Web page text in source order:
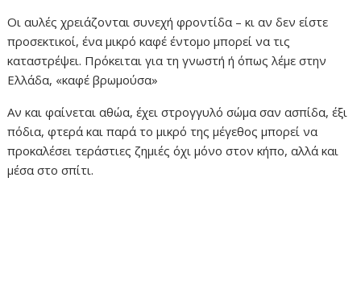
Οι αυλές χρειάζονται συνεχή φροντίδα – κι αν δεν είστε
προσεκτικοί, ένα μικρό καφέ έντομο μπορεί να τις
καταστρέψει. Πρόκειται για τη γνωστή ή όπως λέμε στην
Ελλάδα, «καφέ βρωμούσα»
Αν και φαίνεται αθώα, έχει στρογγυλό σώμα σαν ασπίδα, έξι
πόδια, φτερά και παρά το μικρό της μέγεθος μπορεί να
προκαλέσει τεράστιες ζημιές όχι μόνο στον κήπο, αλλά και
μέσα στο σπίτι.